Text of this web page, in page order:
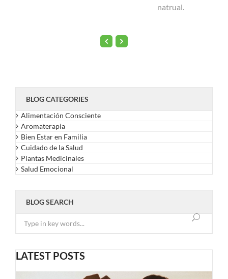
natrual.
BLOG CATEGORIES
Alimentación Consciente
Aromaterapia
Bien Estar en Familia
Cuidado de la Salud
Plantas Medicinales
Salud Emocional
BLOG SEARCH
LATEST POSTS